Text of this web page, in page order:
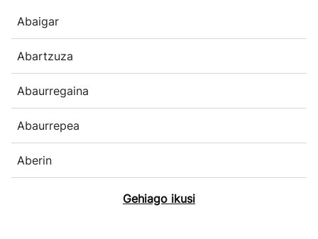
Abaigar
Abartzuza
Abaurregaina
Abaurrepea
Aberin
Gehiago ikusi